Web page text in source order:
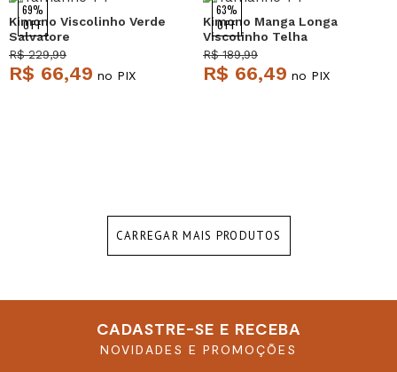
69%
OFF
Kimono Viscolinho Verde
Salvatore
R$ 229,99
R$ 66,49 no PIX
63%
OFF
Kimono Manga Longa
Viscolinho Telha
Salvatore
R$ 189,99
R$ 66,49 no PIX
CARREGAR MAIS PRODUTOS
CADASTRE-SE E RECEBA
NOVIDADES E PROMOÇÕES